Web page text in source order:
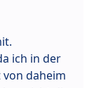
ich in der
daheim